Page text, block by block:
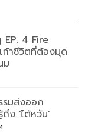
4 Fire
ก้าชีวิตที่ต้องมุด
ม
มส่งออก
ถึง 'ไต้หวัน'